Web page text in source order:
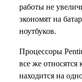
работы не
экономят на
ноутбуков.
Процессоры
все же
находится на